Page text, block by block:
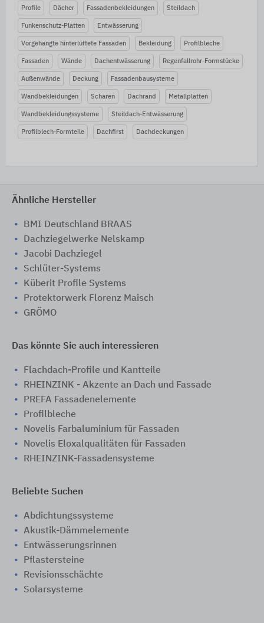
Profile Dächer Fassadenbekleidungen Steildach
Funkenschutz-Platten Entwässerung
Vorgehängte hinterlüftete Fassaden Bekleidung Profilbleche
Fassaden Wände Dachentwässerung Regenfallrohr-Formstücke
Außenwände Deckung Fassadenbausysteme
Wandbekleidungen Scharen Dachrand Metallplatten
Wandbekleidungssysteme Steildach-Entwässerung
Profilblech-Formteile Dachfirst Dachdeckungen
Ähnliche Hersteller
BMI Deutschland BRAAS
Dachziegelwerke Nelskamp
Jacobi Dachziegel
Schlüter-Systems
Küberit Profile Systems
Protektorwerk Florenz Maisch
GRÖMO
Das könnte Sie auch interessieren
Flachdach-Profile und Kantteile
RHEINZINK - Akzente an Dach und Fassade
PREFA Fassadenelemente
Profilbleche
Novelis Farbaluminium für Fassaden
Novelis Eloxalqualitäten für Fassaden
RHEINZINK-Fassadensysteme
Beliebte Suchen
Abdichtungssysteme
Akustik-Dämmelemente
Entwässerungsrinnen
Pflastersteine
Revisionsschächte
Solarsysteme